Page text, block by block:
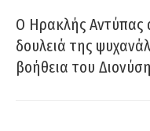
Ο Ηρακλής Αντύπας
δουλειά της
βοήθεια του